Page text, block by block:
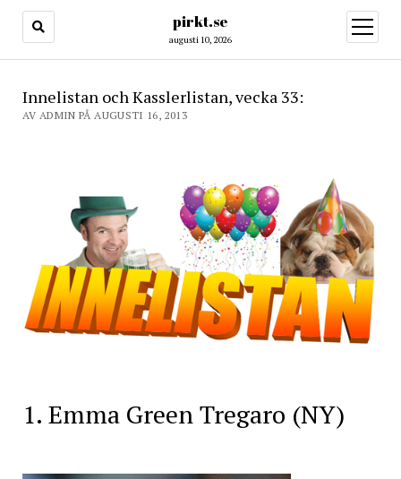
pirkt.se
augusti 10, 2026
öppna
meny
Innelistan och Kasslerlistan, vecka 33:
AV ADMIN PÅ AUGUSTI 16, 2013
1. Emma Green Tregaro (NY)